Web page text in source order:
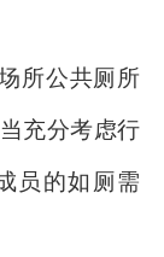
所公共厕所
充分考虑行
员的如厕需